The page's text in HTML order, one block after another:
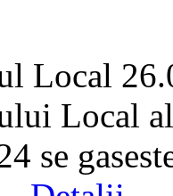
Local
Local
se